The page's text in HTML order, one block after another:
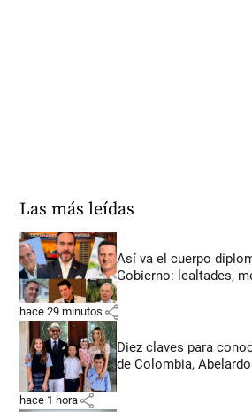
Las más leídas
Así va el cuerpo
Gobierno: lealtades,
hace 29 minutos share
Diez claves para
de Colombia,
hace 1 hora share